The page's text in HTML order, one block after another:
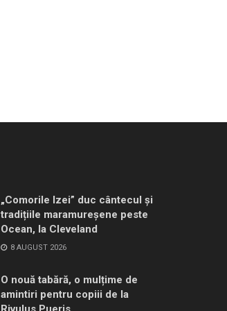
„Comorile Izei” duc cântecul și
tradițiile maramureșene peste
Ocean, la Cleveland
8 AUGUST 2026
O nouă tabără, o mulțime de
amintiri pentru copiii de la